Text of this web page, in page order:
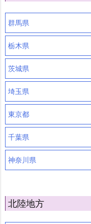
群馬県
栃木県
茨城県
埼玉県
東京都
千葉県
神奈川県
北陸地方